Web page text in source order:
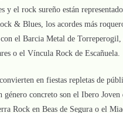
y el rock sureño están
& Blues, los acordes más
con el Barcia Metal de Torreperogil,
o el Víncula Rock de Escañuela.
en fiestas repletas de
género concreto son el Ibero Joven
Rock en Beas de Segura o el